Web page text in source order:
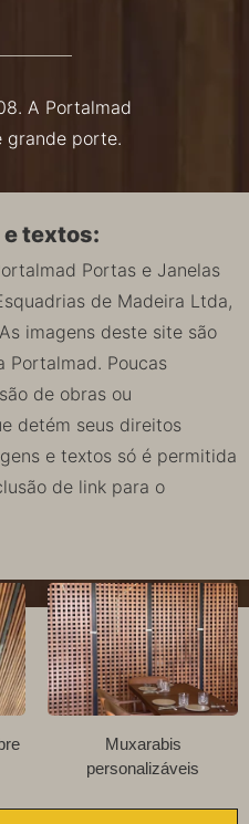
A Portalmad
grande porte.
textos:
Portas e Janelas
de Madeira Ltda,
imagens deste site são
Portalmad. Poucas
de obras ou
detém seus direitos
e textos só é permitida
de link para o
Muxarabis
personalizáveis